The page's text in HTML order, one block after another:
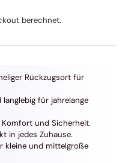
berechnet.
Rückzugsort für
langlebig für jahrelange
und Sicherheit.
in jedes Zuhause.
kleine und mittelgroße